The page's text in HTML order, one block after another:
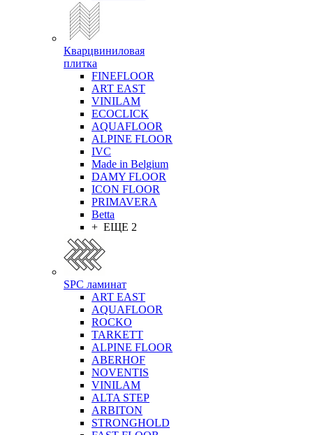
Кварцвиниловая
плитка
FINEFLOOR
ART EAST
VINILAM
ECOCLICK
AQUAFLOOR
ALPINE FLOOR
IVC
Made in Belgium
DAMY FLOOR
ICON FLOOR
PRIMAVERA
Betta
+ ЕЩЕ 2
SPC ламинат
ART EAST
AQUAFLOOR
ROCKO
TARKETT
ALPINE FLOOR
ABERHOF
NOVENTIS
VINILAM
ALTA STEP
ARBITON
STRONGHOLD